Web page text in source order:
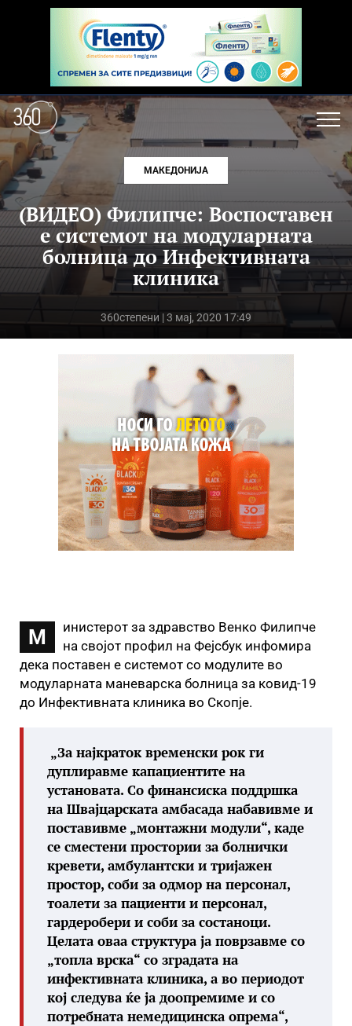
МАКЕДОНИЈА
(ВИДЕО) Филипче: Воспоставен
е системот на модуларната
болница до Инфективната
клиника
360степени | 3 мај, 2020 17:49
М
инистерот за здравство Венко Филипче
на својот профил на Фејсбук инфомира
дека поставен е системот со модулите во
модуларната маневарска болница за ковид-19
до Инфективната клиника во Скопје.
„За најкраток временски рок ги
дуплиравме капациентите на
установата. Со финансиска поддршка
на Швајцарската амбасада набавивме и
поставивме „монтажни модули“, каде
се сместени простории за болнички
кревети, амбулантски и тријажен
простор, соби за одмор на персонал,
тоалети за пациенти и персонал,
гардеробери и соби за состаноци.
Целата оваа структура ја поврзавме со
„топла врска“ со зградата на
инфективната клиника, а во периодот
кој следува ќе ја доопремиме и со
потребната немедицинска опрема“,